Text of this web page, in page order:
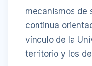
mecanismos de
continua
vínculo de la
territorio y los